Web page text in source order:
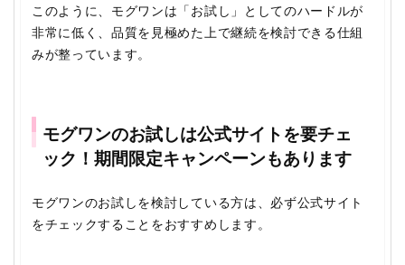
このように、モグワンは「お試し」としてのハードルが
非常に低く、品質を見極めた上で継続を検討できる仕組
みが整っています。
モグワンのお試しは公式サイトを要チェ
ック！期間限定キャンペーンもあります
モグワンのお試しを検討している方は、必ず公式サイト
をチェックすることをおすすめします。